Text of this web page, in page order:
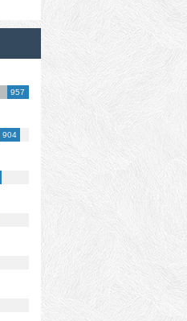
957
904